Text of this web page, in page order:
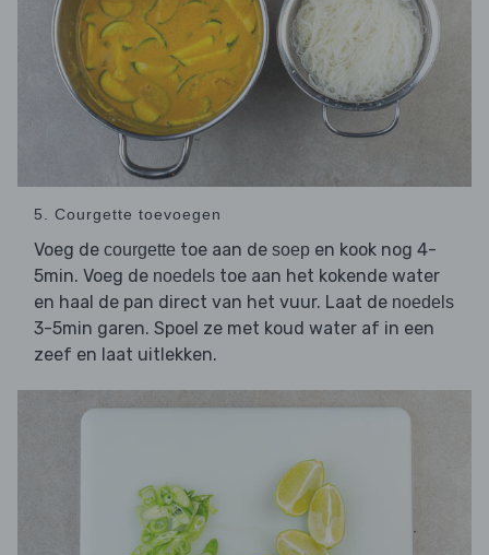
5. Courgette toevoegen
Voeg de courgette toe aan de soep en kook nog 4-
5min. Voeg de noedels toe aan het kokende water
en haal de pan direct van het vuur. Laat de noedels
3-5min garen. Spoel ze met koud water af in een
zeef en laat uitlekken.